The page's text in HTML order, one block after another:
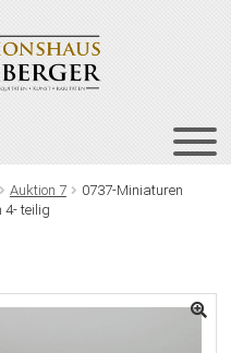
Auktion 7
0737-Miniaturen
4- teilig